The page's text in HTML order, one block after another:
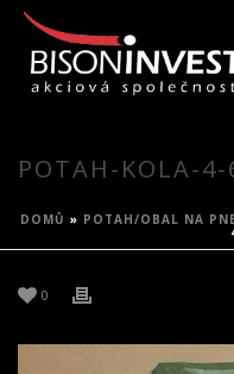
POTAH-KOLA-4-
DOMŮ » POTAH/OBAL NA
0